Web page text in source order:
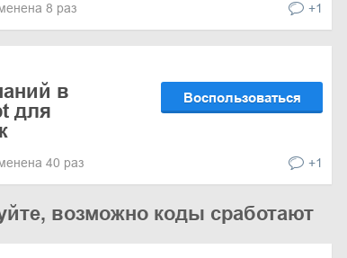
8 раз +1
в
для
Воспользоваться
40 раз +1
возможно коды сработают